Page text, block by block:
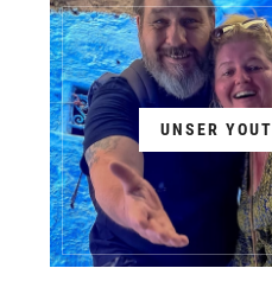
UNSER